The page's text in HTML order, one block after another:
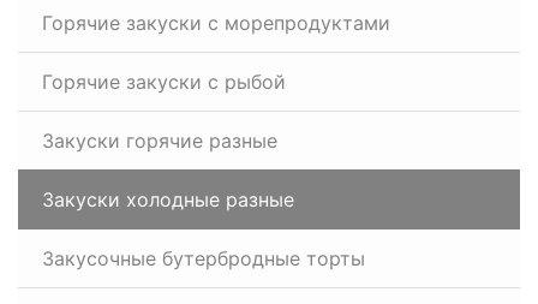
Горячие закуски с морепродуктами
Горячие закуски с рыбой
Закуски горячие разные
Закуски холодные разные
Закусочные бутербродные торты